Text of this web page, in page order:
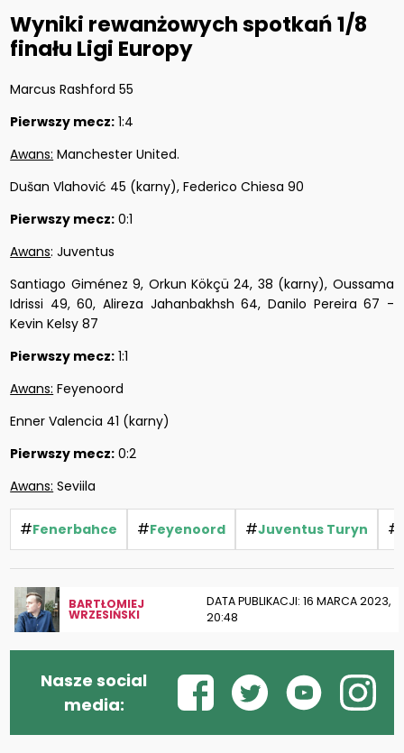
Wyniki rewanżowych spotkań 1/8
finału Ligi Europy
Marcus Rashford 55
Pierwszy mecz: 1:4
Awans: Manchester United.
Dušan Vlahović 45 (karny), Federico Chiesa 90
Pierwszy mecz: 0:1
Awans: Juventus
Santiago Giménez 9, Orkun Kökçü 24, 38 (karny), Oussama
Idrissi 49, 60, Alireza Jahanbakhsh 64, Danilo Pereira 67 -
Kevin Kelsy 87
Pierwszy mecz: 1:1
Awans: Feyenoord
Enner Valencia 41 (karny)
Pierwszy mecz: 0:2
Awans: Seviila
#Fenerbahce #Feyenoord #Juventus Turyn #
BARTŁOMIEJ
WRZESIŃSKI
DATA PUBLIKACJI: 16 MARCA 2023,
20:48
Nasze social
media: